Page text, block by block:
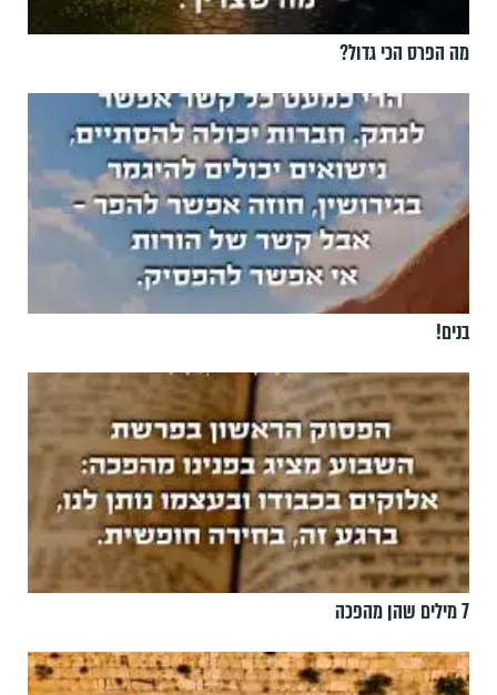
מה הפרס הכי גדול?
בנים!
7 מילים שהן מהפכה